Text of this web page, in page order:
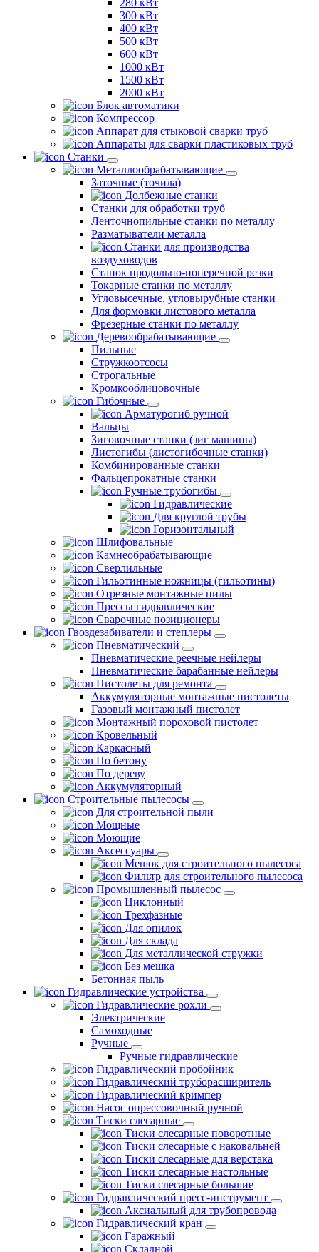
280 кВт
300 кВт
400 кВт
500 кВт
600 кВт
1000 кВт
1500 кВт
2000 кВт
Блок автоматики
Компрессор
Аппарат для стыковой сварки труб
Аппараты для сварки пластиковых труб
Станки
Металлообрабатывающие
Заточные (точила)
Долбежные станки
Станки для обработки труб
Ленточнопильные станки по металлу
Разматыватели металла
Станки для производства
воздуховодов
Станок продольно-поперечной резки
Токарные станки по металлу
Угловысечные, угловырубные станки
Для формовки листового металла
Фрезерные станки по металлу
Деревообрабатывающие
Пильные
Стружкоотсосы
Строгальные
Кромкооблицовочные
Гибочные
Арматурогиб ручной
Вальцы
Зиговочные станки (зиг машины)
Листогибы (листогибочные станки)
Комбинированные станки
Фальцепрокатные станки
Ручные трубогибы
Гидравлические
Для круглой трубы
Горизонтальный
Шлифовальные
Камнеобрабатывающие
Сверлильные
Гильотинные ножницы (гильотины)
Отрезные монтажные пилы
Прессы гидравлические
Сварочные позиционеры
Гвоздезабиватели и степлеры
Пневматический
Пневматические реечные нейлеры
Пневматические барабанные нейлеры
Пистолеты для ремонта
Аккумуляторные монтажные пистолеты
Газовый монтажный пистолет
Монтажный пороховой пистолет
Кровельный
Каркасный
По бетону
По дереву
Аккумуляторный
Строительные пылесосы
Для строительной пыли
Мощные
Моющие
Аксессуары
Мешок для строительного пылесоса
Фильтр для строительного пылесоса
Промышленный пылесос
Циклонный
Трехфазные
Для опилок
Для склада
Для металлической стружки
Без мешка
Бетонная пыль
Гидравлические устройства
Гидравлические рохли
Электрические
Самоходные
Ручные
Ручные гидравлические
Гидравлический пробойник
Гидравлический труборасширитель
Гидравлический кримпер
Насос опрессовочный ручной
Тиски слесарные
Тиски слесарные поворотные
Тиски слесарные с наковальней
Тиски слесарные для верстака
Тиски слесарные настольные
Тиски слесарные большие
Гидравлический пресс-инструмент
Аксиальный для трубопровода
Гидравлический кран
Гаражный
Складной